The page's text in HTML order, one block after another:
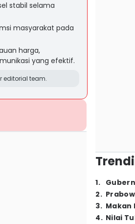
stabil selama
masyarakat pada
harga,
yang efektif.
editorial team.
1.
2.
3. Makan
4. Nilai